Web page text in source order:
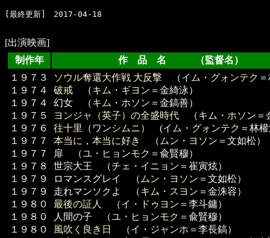
[最終更新]　2017-04-18
[出演映画]
制作年
作 品 名 （監督名）
１９７３
１９７４
１９７４
１９７５
１９７６
１９７７
１９７７
１９７８
１９７９
１９７９
１９８０
１９８０
１９８０
ソウル奪還大作戦 大反撃 （イム・グォンテク
破戒 （キム・ギヨン ＝金綺泳）
幻女 （キム・ホソン ＝金鎬善）
ヨンジャ（英子）の全盛時代 （キム・ホソン ＝
往十里（ワンシムニ）
(イム・グォンテク ＝林
本当に，本当に好き
（ ムン・ヨソン ＝文如松）
扉 （ユ・ヒョンモク ＝兪賢穆）
世宗大王 （チェ・イニョン ＝崔寅炫）
ロマンスグレイ （ ムン・ヨソン ＝文如松）
走れマンソクよ （キム・スヨン ＝金洙容）
最後の証人
（イ・ドゥヨン ＝李斗鏞）
人間の子 （ユ・ヒョンモク ＝兪賢穆）
風吹く良き日
（イ・ジャンホ ＝李長鎬）